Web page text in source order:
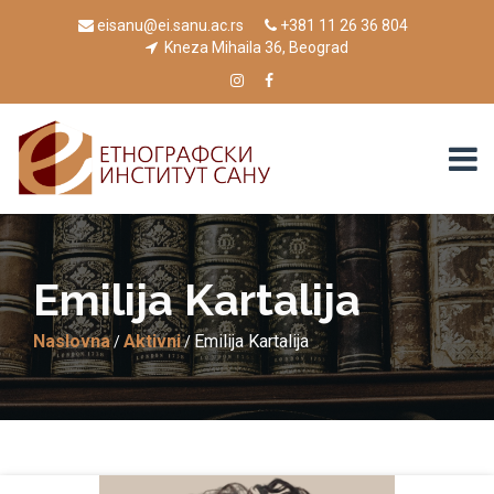
eisanu@ei.sanu.ac.rs
+381 11 26 36 804
Kneza Mihaila 36, Beograd
Emilija Kartalija
Naslovna/Aktivni/Emilija Kartalija